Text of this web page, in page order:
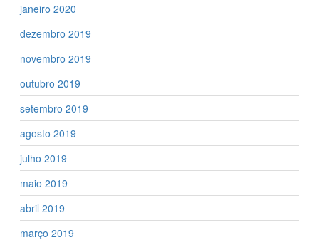
janeiro 2020
dezembro 2019
novembro 2019
outubro 2019
setembro 2019
agosto 2019
julho 2019
maio 2019
abril 2019
março 2019